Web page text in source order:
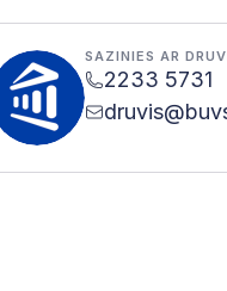
SAZINIES AR
2233 5731